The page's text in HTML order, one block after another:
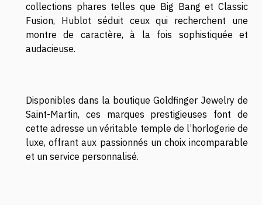
collections phares telles que Big Bang et Classic
Fusion, Hublot séduit ceux qui recherchent une
montre de caractère, à la fois sophistiquée et
audacieuse.
Disponibles dans la boutique Goldfinger Jewelry de
Saint-Martin, ces marques prestigieuses font de
cette adresse un véritable temple de l’horlogerie de
luxe, offrant aux passionnés un choix incomparable
et un service personnalisé.